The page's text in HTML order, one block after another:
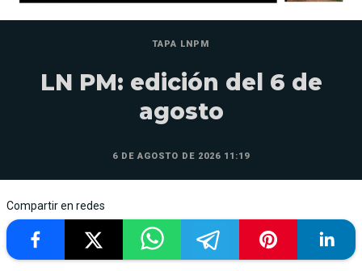
TAPA LNPM
LN PM: edición del 6 de
agosto
6 DE AGOSTO DE 2026 11:19
Compartir en redes